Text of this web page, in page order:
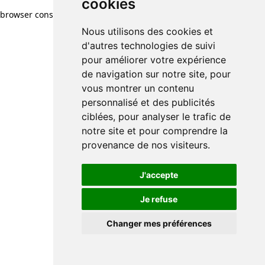
cookies
Nous utilisons des cookies et
d'autres technologies de suivi
pour améliorer votre expérience
de navigation sur notre site, pour
vous montrer un contenu
personnalisé et des publicités
ciblées, pour analyser le trafic de
notre site et pour comprendre la
provenance de nos visiteurs.
J'accepte
Je refuse
Changer mes préférences
browser console for more information)